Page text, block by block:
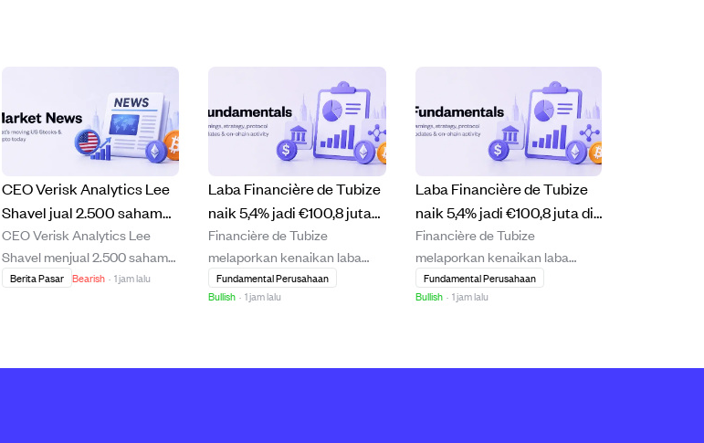
CEO Verisk Analytics Lee
Shavel jual 2.500 saham
senilai $550.000.
CEO Verisk Analytics Lee
Shavel menjual 2.500 saham
perusahaan dengan nilai
portofolio pribadi atau
Berita Pasar Bearish · 1 jam lalu
Laba Financière de Tubize
naik 5,4% jadi €100,8 juta
di paruh pertama 2026,
dividen dan kepemilikan
UCB naik tipis.
Financière de Tubize
melaporkan kenaikan laba
bersih 5,4% pada paruh
pertama 2026 menjadi €100,8
menerima dividen €102,3 juta
Fundamental Perusahaan
Bullish · 1 jam lalu
Laba Financière de Tubize
naik 5,4% jadi €100,8 juta di
semester 1 2026, dividen
dan kepemilikan UCB naik.
Financière de Tubize
melaporkan kenaikan laba
bersih 5,4% pada paruh pertama
2026 menjadi €100,8 juta
dividen €102,3 juta dari UCB,
Fundamental Perusahaan
Bullish · 1 jam lalu